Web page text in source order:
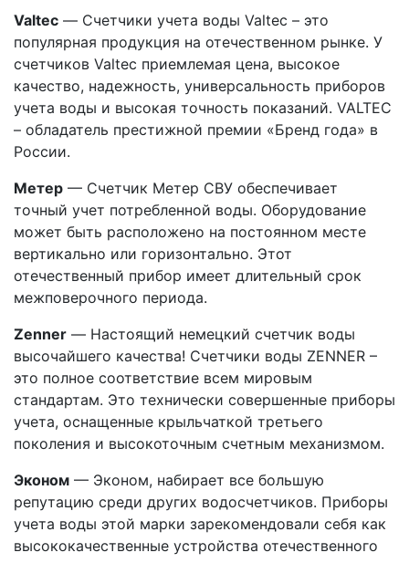
Valtec — Счетчики учета воды Valtec – это
популярная продукция на отечественном рынке. У
счетчиков Valtec приемлемая цена, высокое
качество, надежность, универсальность приборов
учета воды и высокая точность показаний. VALTEC
– обладатель престижной премии «Бренд года» в
России.
Метер — Счетчик Метер СВУ обеспечивает
точный учет потребленной воды. Оборудование
может быть расположено на постоянном месте
вертикально или горизонтально. Этот
отечественный прибор имеет длительный срок
межповерочного периода.
Zenner — Настоящий немецкий счетчик воды
высочайшего качества! Счетчики воды ZENNER –
это полное соответствие всем мировым
стандартам. Это технически совершенные приборы
учета, оснащенные крыльчаткой третьего
поколения и высокоточным счетным механизмом.
Эконом — Эконом, набирает все большую
репутацию среди других водосчетчиков. Приборы
учета воды этой марки зарекомендовали себя как
высококачественные устройства отечественного